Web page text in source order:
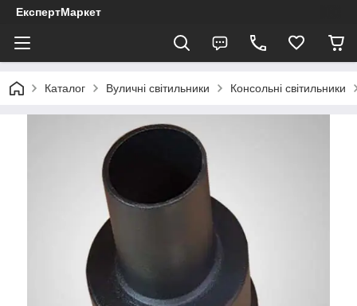
ЕкспертМаркет
Каталог Вуличні світильники Консольні світильники